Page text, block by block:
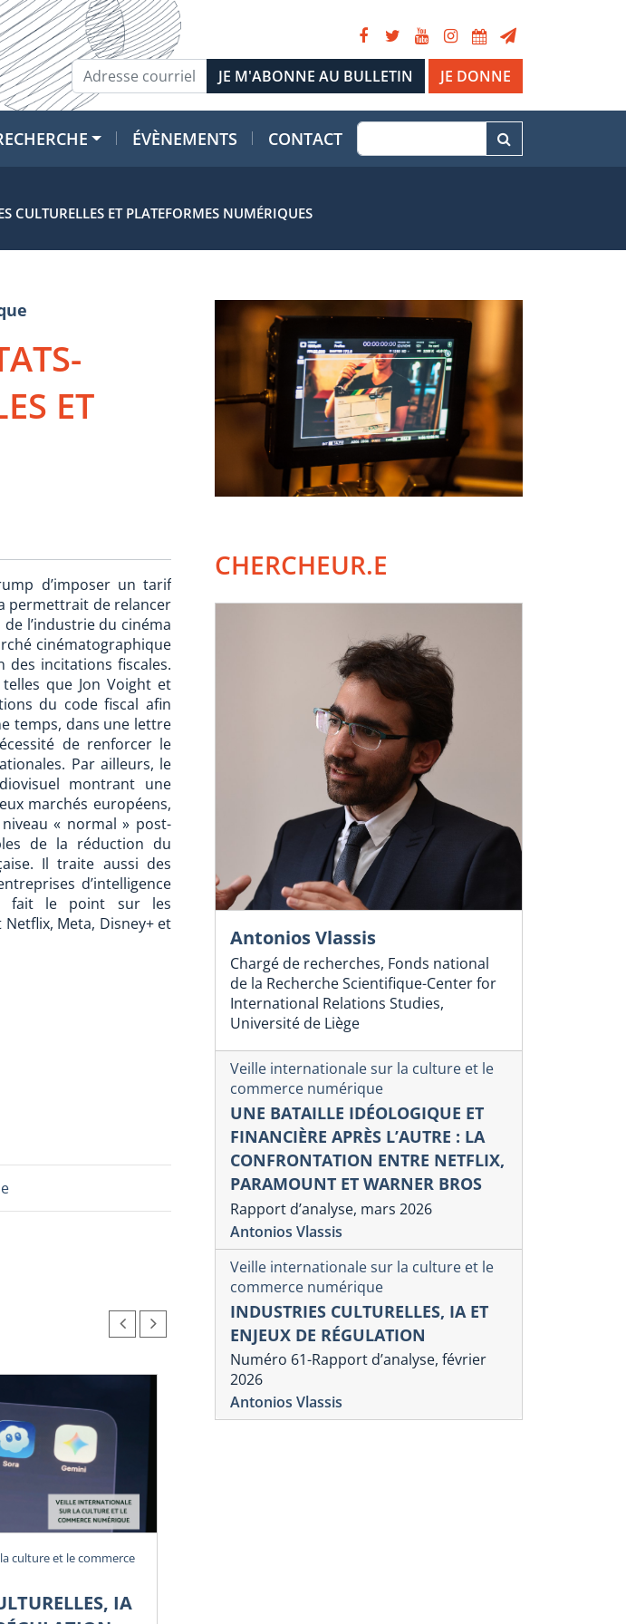
JE DONNE
ÉVÈNEMENTS CONTACT
CULTURELLES ET PLATEFORMES NUMÉRIQUES
ET
d’imposer un tarif
permettrait de relancer
l’industrie du cinéma
cinématographique
des incitations fiscales.
que Jon Voight et
du code fiscal afin
temps, dans une lettre
de renforcer le
Par ailleurs, le
montrant une
marchés européens,
« normal » post-
de la réduction du
Il traite aussi des
d’intelligence
fait le point sur les
Meta, Disney+ et
culture et le commerce
IA
CHERCHEUR.E
Antonios Vlassis
Chargé de recherches, Fonds national
de la Recherche Scientifique-Center for
International Relations Studies,
Université de Liège
Veille internationale sur la culture et le
commerce numérique
UNE BATAILLE IDÉOLOGIQUE ET
FINANCIÈRE APRÈS L’AUTRE : LA
CONFRONTATION ENTRE NETFLIX,
PARAMOUNT ET WARNER BROS
Rapport d’analyse, mars 2026
Antonios Vlassis
Veille internationale sur la culture et le
commerce numérique
INDUSTRIES CULTURELLES, IA ET
ENJEUX DE RÉGULATION
Numéro 61-Rapport d’analyse, février
2026
Antonios Vlassis